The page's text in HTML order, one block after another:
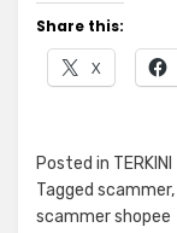
Share this:
X
Posted in TERKINI
Tagged scammer,
scammer shopee